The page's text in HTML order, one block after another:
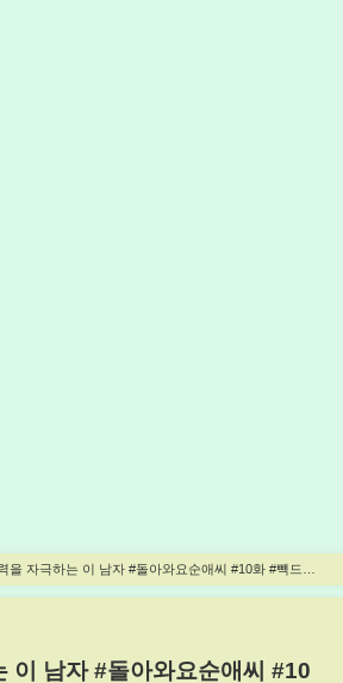
을 자극하는 이 남자 #돌아와요순애씨 #10화 #뺵드
이 남자 #돌아와요순애씨 #10